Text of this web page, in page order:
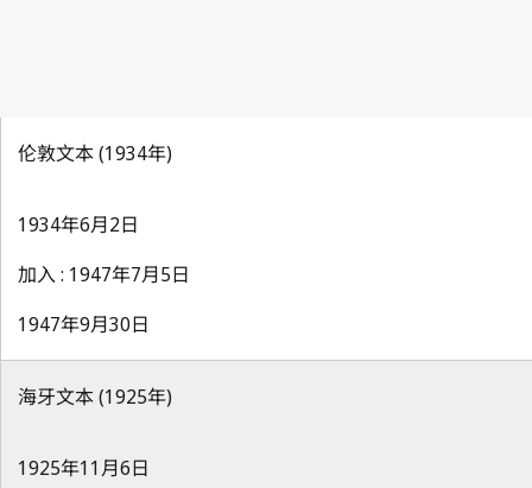
伦敦文本 (1934年)
1934年6月2日
加入 : 1947年7月5日
1947年9月30日
海牙文本 (1925年)
1925年11月6日